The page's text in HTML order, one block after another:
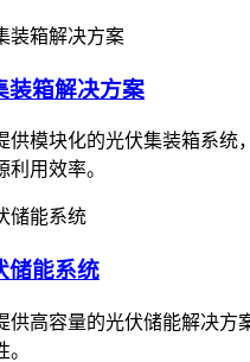
装箱解决方案
供模块化的光伏集装箱系统
利用效率。
储能系统
供高容量的光伏储能解决方